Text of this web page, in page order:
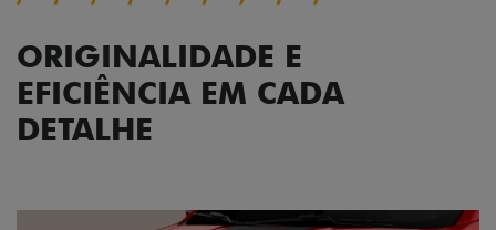
DETALHE